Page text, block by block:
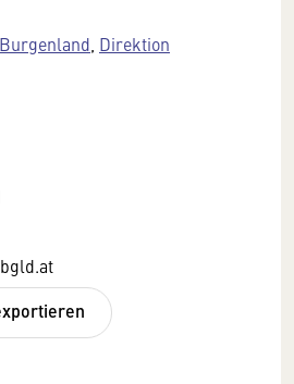
Direktion